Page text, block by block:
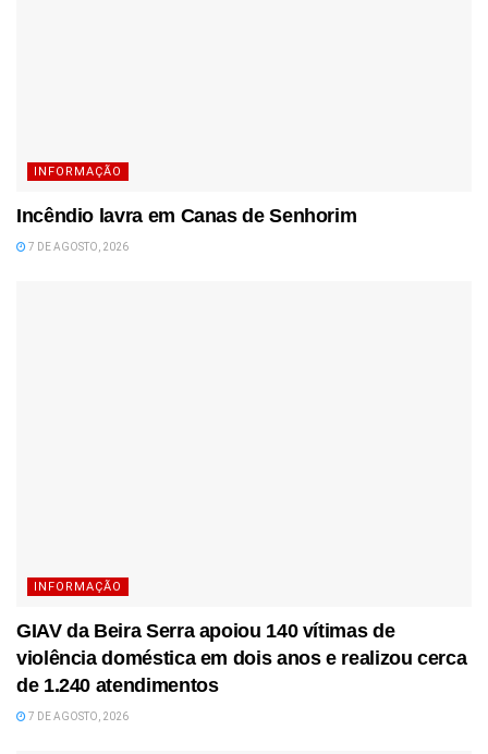
INFORMAÇÃO
Incêndio lavra em Canas de Senhorim
7 DE AGOSTO, 2026
INFORMAÇÃO
GIAV da Beira Serra apoiou 140 vítimas de
violência doméstica em dois anos e realizou cerca
de 1.240 atendimentos
7 DE AGOSTO, 2026